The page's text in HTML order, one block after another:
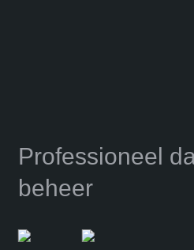
Professioneel
beheer